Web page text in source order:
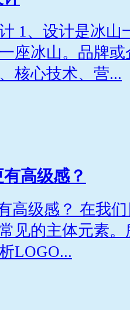
1、设计是冰山
座冰山。品牌
核心技术、营...
高级感？
高级感？ 在我
见的主体元素
LOGO...